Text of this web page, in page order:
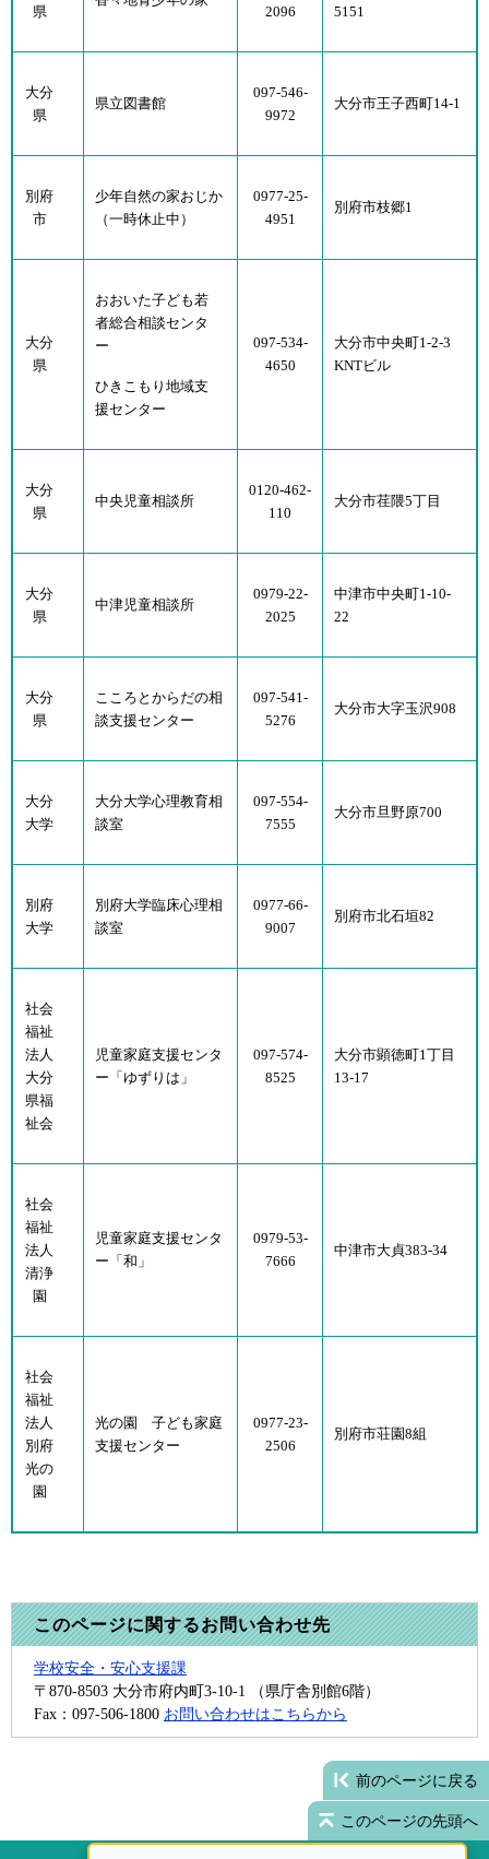
県
2096
5151
大分
県
県立図書館
097-546-
9972
大分市王子西町14-1
別府
市
少年自然の家おじか
（一時休止中）
0977-25-
4951
別府市枝郷1
大分
県
おおいた子ども若
者総合相談センタ
ー
ひきこもり地域支
援センター
097-534-
4650
大分市中央町1-2-3
KNTビル
大分
県
中央児童相談所
0120-462-
110
大分市荏隈5丁目
大分
県
中津児童相談所
0979-22-
2025
中津市中央町1-10-
22
大分
県
こころとからだの相
談支援センター
097-541-
5276
大分市大字玉沢908
大分
大学
大分大学心理教育相
談室
097-554-
7555
大分市旦野原700
別府
大学
別府大学臨床心理相
談室
0977-66-
9007
別府市北石垣82
社会
福祉
法人
大分
県福
祉会
児童家庭支援センタ
ー「ゆずりは」
097-574-
8525
大分市顕徳町1丁目
13-17
社会
福祉
法人
清浄
園
児童家庭支援センタ
ー「和」
0979-53-
7666
中津市大貞383-34
社会
福祉
法人
別府
光の
園
光の園 子ども家庭
支援センター
0977-23-
2506
別府市荘園8組
このページに関するお問い合わせ先
学校安全・安心支援課
〒870-8503 大分市府内町3-10-1 （県庁舎別館6階）
Fax：097-506-1800 お問い合わせはこちらから
前のページに戻る
このページの先頭へ